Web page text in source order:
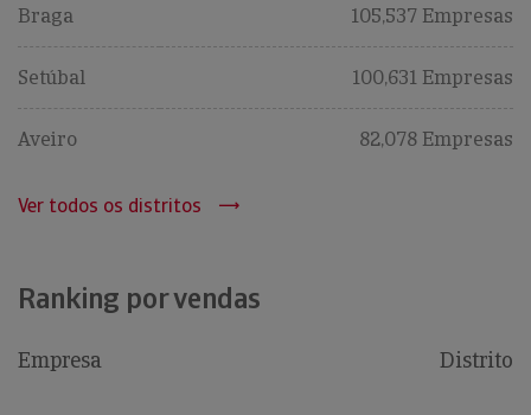
Braga 105,537 Empresas
Setúbal 100,631 Empresas
Aveiro 82,078 Empresas
Ver todos os distritos
Ranking por vendas
Empresa Distrito